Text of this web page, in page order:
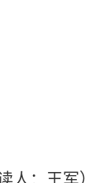
人：王军）